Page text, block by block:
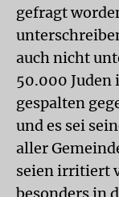
gefragt
auch nicht
50.000 Juden
gespalten
und es sei
aller
seien irritiert